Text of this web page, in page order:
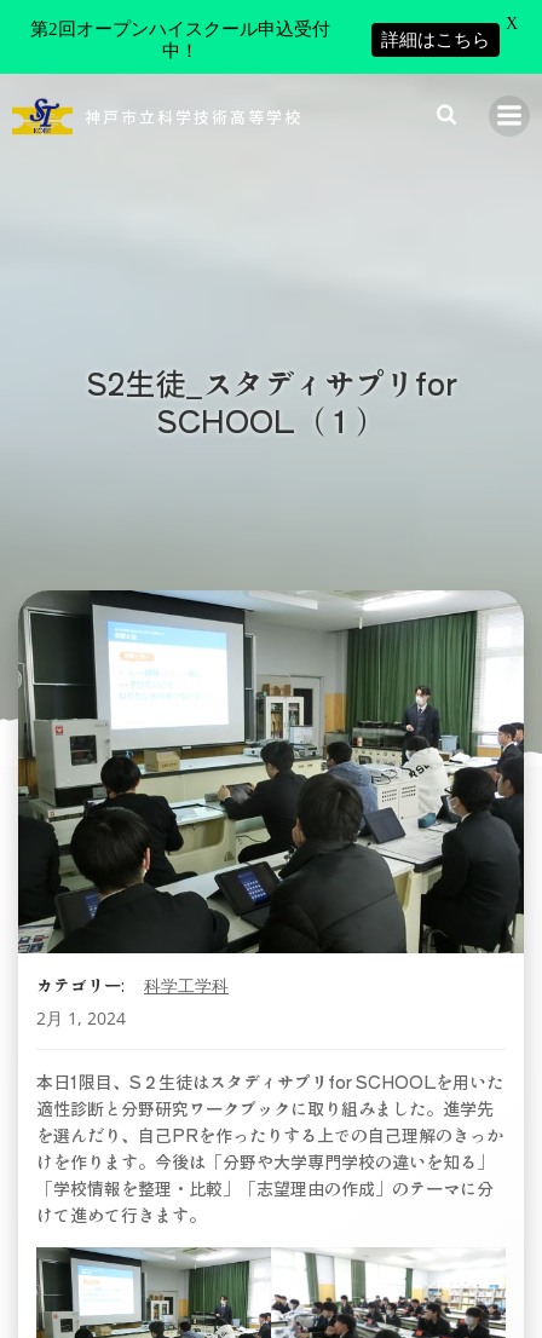
ン
神戸市立科学技術高等学校
S2生徒_スタディサプリfor
SCHOOL（１）
カテゴリー:
科学工学科
2月 1, 2024
本日1限目、S２生徒はスタディサプリfor SCHOOLを用いた
適性診断と分野研究ワークブックに取り組みました。進学先
を選んだり、自己PRを作ったりする上での自己理解のきっか
けを作ります。今後は「分野や大学専門学校の違いを知る」
「学校情報を整理・比較」「志望理由の作成」のテーマに分
けて進めて行きます。
第2回オープンハイスクール申込受付
中！
詳細はこちら
X